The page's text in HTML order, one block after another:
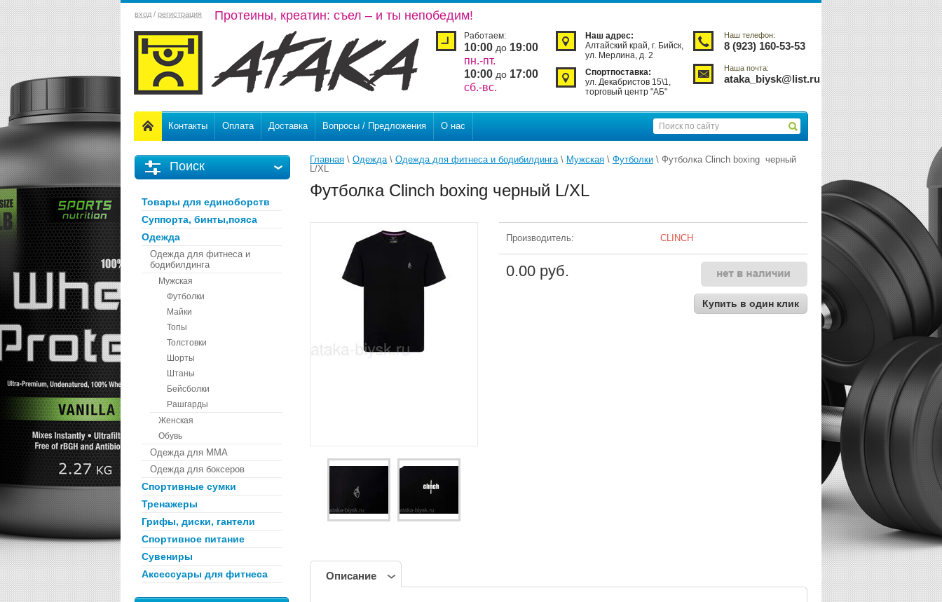
вход / регистрация Протеины, креатин: съел – и ты непобедим!
Работаем:
10:00 до 19:00
пн.-пт.
10:00 до 17:00
сб.-вс.
Наш адрес:
Алтайский край, г. Бийск,
ул. Мерлина, д. 2
Спортпоставка:
ул. Декабристов 15\1,
торговый центр "АБ"
Наш телефон:
8 (923) 160-53-53
Наша почта:
ataka_biysk@list.ru
Контакты Оплата Доставка Вопросы / Предложения О нас
Поиск
Товары для единоборств
Суппорта, бинты,пояса
Одежда
Одежда для фитнеса и
бодибилдинга
Мужская
Футболки
Майки
Топы
Толстовки
Шорты
Штаны
Бейсболки
Рашгарды
Женская
Обувь
Одежда для ММА
Одежда для боксеров
Спортивные сумки
Тренажеры
Грифы, диски, гантели
Спортивное питание
Сувениры
Аксессуары для фитнеса
Главная \ Одежда \ Одежда для фитнеса и бодибилдинга \ Мужская \ Футболки \ Футболка Clinch boxing  черный
L/XL
Футболка Clinch boxing черный L/XL
Производитель: CLINCH
0.00 руб.
Купить в один клик
Описание